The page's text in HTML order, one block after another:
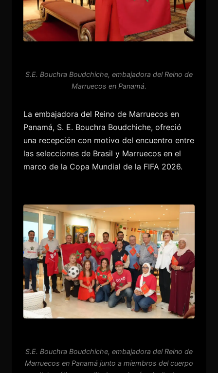
S.E. Bouchra Boudchiche, embajadora del Reino de
Marruecos en Panamá.
La embajadora del Reino de Marruecos en
Panamá, S. E. Bouchra Boudchiche, ofreció
una recepción con motivo del encuentro entre
las selecciones de Brasil y Marruecos en el
marco de la Copa Mundial de la FIFA 2026.
S.E. Bouchra Boudchiche, embajadora del Reino de
Marruecos en Panamá junto a miembros del cuerpo